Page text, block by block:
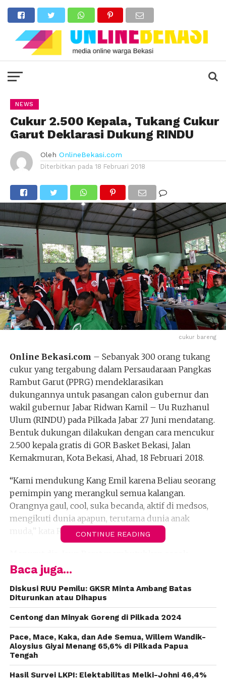
NEWS
Cukur 2.500 Kepala, Tukang Cukur
Garut Deklarasi Dukung RINDU
Oleh OnlineBekasi.com
Diterbitkan pada 18 Februari 2018
cukur bareng
Online Bekasi.com – Sebanyak 300 orang tukang
cukur yang tergabung dalam Persaudaraan Pangkas
Rambut Garut (PPRG) mendeklarasikan
dukungannya untuk pasangan calon gubernur dan
wakil gubernur Jabar Ridwan Kamil – Uu Ruzhanul
Ulum (RINDU) pada Pilkada Jabar 27 Juni mendatang.
Bentuk dukungan dilakukan dengan cara mencukur
2.500 kepala gratis di GOR Basket Bekasi, Jalan
Kemakmuran, Kota Bekasi, Ahad, 18 Februari 2018.
“Kami mendukung Kang Emil karena Beliau seorang
pemimpin yang merangkul semua kalangan.
Orangnya gaul, cool, suka becanda, aktif di medsos,
mengikuti dunia apapun, terutama dunia anak
muda,” kata Rudi, Ketua PPRG, hari ini.
pemimpin seperti Kang Emil yang faham terhadap
aspirasi kaum muda. “Ketika kami sampaikan bahwa
kami akan membuat event mencukur 2.500 kepala,
Beliau merespon dengan baik. Bahkan mau hadir
dan bersedia mencukur,” kata Rudi, pemilik Cool
Barbershop di kawasan Pancoran Mas Jakarta
Selatan.
Rudi mengungkapkan, cukur 2.500 kepala ini akan
CONTINUE READING
Baca juga...
Diskusi RUU Pemilu: GKSR Minta Ambang Batas
Diturunkan atau Dihapus
Centong dan Minyak Goreng di Pilkada 2024
Pace, Mace, Kaka, dan Ade Semua, Willem Wandik-
Aloysius Giyai Menang 65,6% di Pilkada Papua
Tengah
Hasil Survei LKPI: Elektabilitas Melki-Johni 46,4%